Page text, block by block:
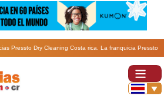
Pressto Dry Cleaning Costa rica. La franquicia Pressto
nuevas aperturas en México.